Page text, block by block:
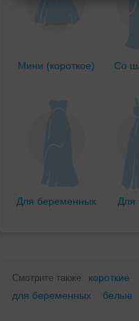
Мини (короткое) Со
Для беременных Для
Смотрите также: короткие
для беременных
белые